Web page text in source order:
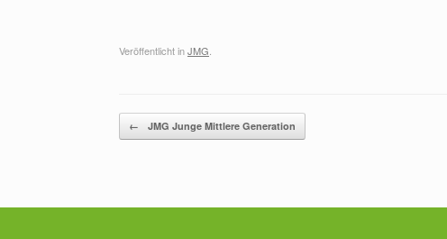
Veröffentlicht inJMG.
Beitragsnavigation
← JMG Junge Mittlere Generation